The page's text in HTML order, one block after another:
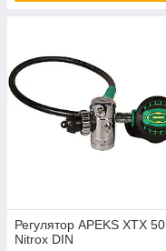
Регулятор APEKS XTX 50
Nitrox DIN